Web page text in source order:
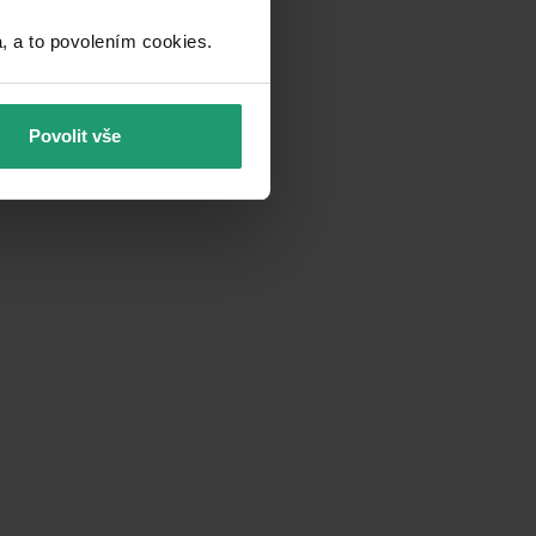
a to povolením cookies.​
Povolit vše